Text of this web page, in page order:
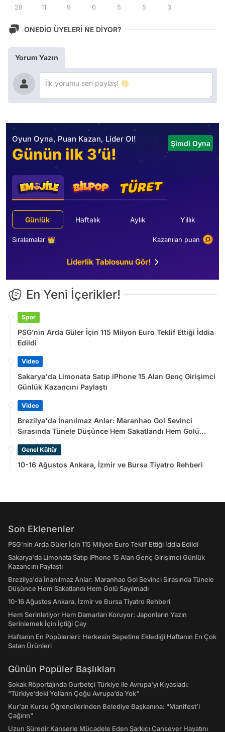
28 11 9 6 5 5 3
ONEDİO ÜYELERİ NE DİYOR?
Yorum Yazın
Oyun Oyna, Puan Kazan, Lider Ol!
Günün ilk 3’ü!
Şimdi Oyna
Günlük Haftalık Aylık Yıllık
Sıralamalar 👑 Kazanılan puan
Liderlik Tablosunu Gör!
En Yeni İçerikler!
Spor
PSG’nin Arda Güler İçin 115 Milyon Euro Teklif Ettiği İddia
Edildi
Video
Sakarya'da Limonata Satıp iPhone 15 Alan Genç Girişimci
Günlük Kazancını Paylaştı
Video
Brezilya'da İnanılmaz Anlar: Maranhao Gol Sevinci
Sırasında Tünele Düşünce Hem Sakatlandı Hem Golü
Genel Kültür
10-16 Ağustos Ankara, İzmir ve Bursa Tiyatro Rehberi
Son Eklenenler
PSG’nin Arda Güler İçin 115 Milyon Euro Teklif Ettiği İddia Edildi
Sakarya'da Limonata Satıp iPhone 15 Alan Genç Girişimci Günlük
Kazancını Paylaştı
Brezilya'da İnanılmaz Anlar: Maranhao Gol Sevinci Sırasında Tünele
Düşünce Hem Sakatlandı Hem Golü Sayılmadı
10-16 Ağustos Ankara, İzmir ve Bursa Tiyatro Rehberi
Hem Serinletiyor Hem Damarları Koruyor: Japonların Yazın
Serinlemek İçin İçtiği Çay
Haftanın En Popülerleri: Herkesin Sepetine Eklediği Haftanın En Çok
Satan Ürünleri
Günün Popüler Başlıkları
Sokak Röportajında Gurbetçi Türkiye ile Avrupa'yı Kıyasladı:
"Türkiye’deki Yolların Çoğu Avrupa’da Yok"
Kur'an Kursu Öğrencilerinden Belediye Başkanına: "Manifest’i
Çağırın"
Uzun Süredir Kanserle Mücadele Eden Şarkıcı Cansever Hayatını